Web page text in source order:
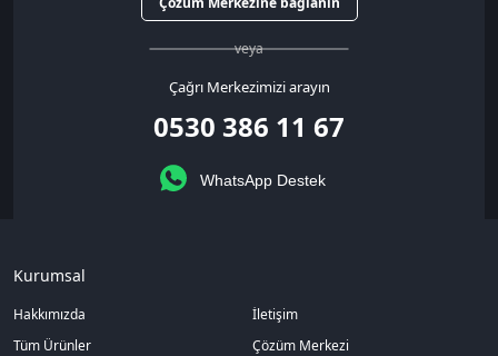
veya
Çağrı Merkezimizi arayın
0530 386 11 67
WhatsApp Destek
Kurumsal
Hakkımızda
İletişim
Tüm Ürünler
Çözüm Merkezi